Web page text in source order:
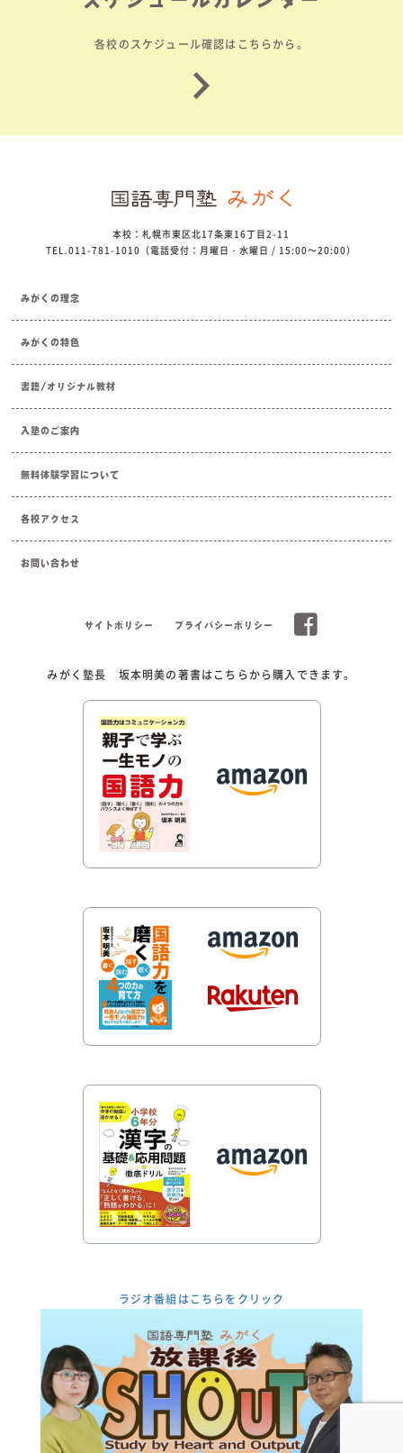
各校のスケジュール確認はこちらから。
本校：札幌市東区北17条東16丁目2-11
TEL.011-781-1010（電話受付：月曜日・水曜日 / 15:00～20:00）
みがくの理念
みがくの特色
書籍/オリジナル教材
入塾のご案内
無料体験学習について
各校アクセス
お問い合わせ
サイトポリシー プライバシーポリシー
みがく塾長 坂本明美の著書はこちらから購入できます。
ラジオ番組はこちらをクリック